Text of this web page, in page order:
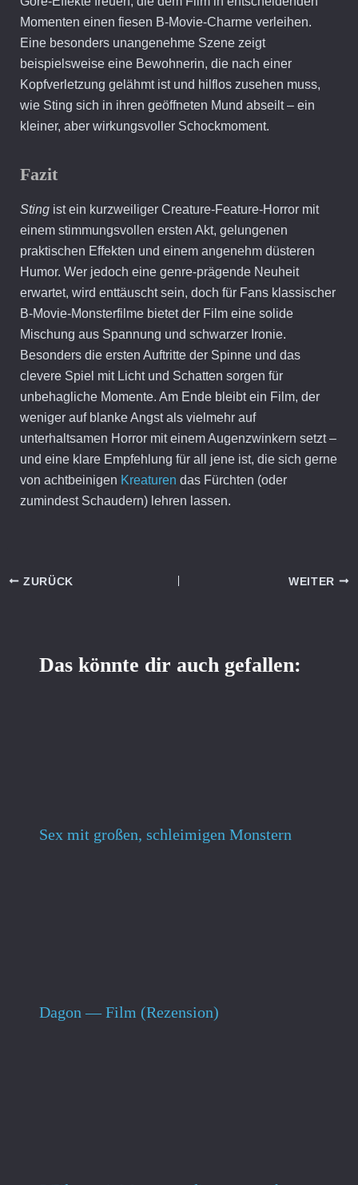
Momenten einen fiesen B-Movie-Charme verleihen.
Eine besonders unangenehme Szene zeigt
beispielsweise eine Bewohnerin, die nach einer
Kopfverletzung gelähmt ist und hilflos zusehen muss,
wie Sting sich in ihren geöffneten Mund abseilt – ein
kleiner, aber wirkungsvoller Schockmoment.
Fazit
Stingist ein kurzweiliger Creature-Feature-Horror mit
einem stimmungsvollen ersten Akt, gelungenen
praktischen Effekten und einem angenehm düsteren
Humor. Wer jedoch eine genre-prägende Neuheit
erwartet, wird enttäuscht sein, doch für Fans klassischer
B-Movie-Monsterfilme bietet der Film eine solide
Mischung aus Spannung und schwarzer Ironie.
Besonders die ersten Auftritte der Spinne und das
clevere Spiel mit Licht und Schatten sorgen für
unbehagliche Momente. Am Ende bleibt ein Film, der
weniger auf blanke Angst als vielmehr auf
unterhaltsamen Horror mit einem Augenzwinkern setzt –
und eine klare Empfehlung für all jene ist, die sich gerne
von achtbeinigen Kreaturen das Fürchten (oder
zumindest Schaudern) lehren lassen.
ZURÜCK WEITER
Das könnte dir auch gefallen:
Sex mit großen, schleimigen Monstern
Dagon — Film (Rezension)